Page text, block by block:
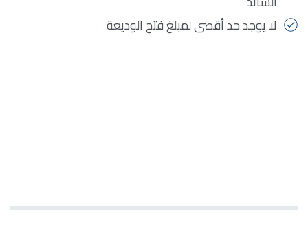
لا يوجد حد أقصى لمبلغ فتح الوديعة